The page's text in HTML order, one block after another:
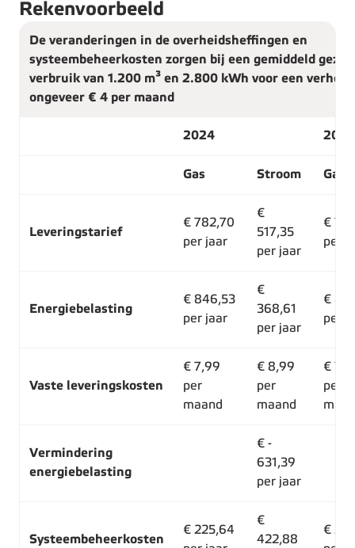
Rekenvoorbeeld
De veranderingen in de overheidsheffingen en
systeembeheerkosten zorgen bij een gemiddeld gezin
verbruik van 1.200 m³ en 2.800 kWh voor een
ongeveer € 4 per maand
2024 2025
Gas Stroom Gas
Leveringstarief
€ 782,70
per jaar
€
517,35
per jaar
€
per
Energiebelasting
€ 846,53
per jaar
€
368,61
per jaar
€
per
Vaste leveringskosten
€ 7,99
per
maand
€ 8,99
per
maand
€
per
Vermindering
energiebelasting
€ -
631,39
per jaar
Systeembeheerkosten
€ 225,64
€
422,88
€